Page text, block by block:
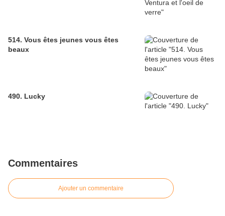
514. Vous êtes jeunes vous êtes
beaux
490. Lucky
Commentaires
Ajouter un commentaire